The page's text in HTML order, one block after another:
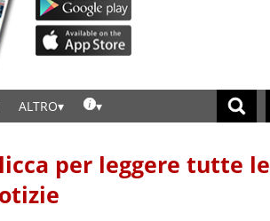
ALTRO
per leggere tutte le